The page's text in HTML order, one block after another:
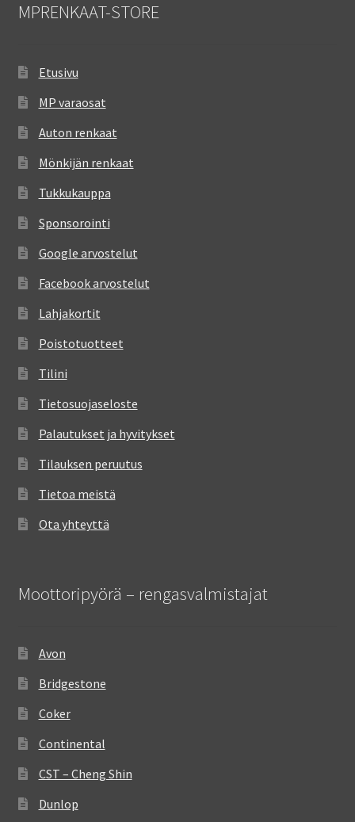
MPRENKAAT-STORE
Etusivu
MP varaosat
Auton renkaat
Mönkijän renkaat
Tukkukauppa
Sponsorointi
Google arvostelut
Facebook arvostelut
Lahjakortit
Poistotuotteet
Tilini
Tietosuojaseloste
Palautukset ja hyvitykset
Tilauksen peruutus
Tietoa meistä
Ota yhteyttä
Moottoripyörä – rengasvalmistajat
Avon
Bridgestone
Coker
Continental
CST – Cheng Shin
Dunlop